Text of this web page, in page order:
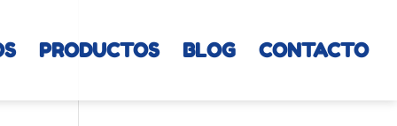
PRODUCTOS BLOG CONTACTO